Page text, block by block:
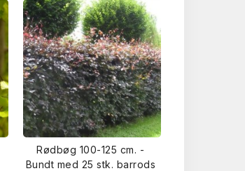
Rødbøg 100-125 cm. -
Bundt med 25 stk. barrods